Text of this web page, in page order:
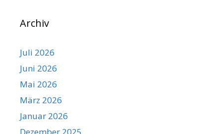
Archiv
Juli 2026
Juni 2026
Mai 2026
März 2026
Januar 2026